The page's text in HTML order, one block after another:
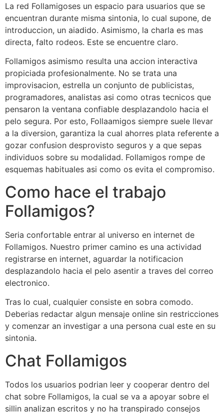
La red Follamigoses un espacio para usuarios que se
encuentran durante misma sintonia, lo cual supone, de
introduccion, un aiadido. Asimismo, la charla es mas
directa, falto rodeos. Este se encuentre claro.
Follamigos asimismo resulta una accion interactiva
propiciada profesionalmente. No se trata una
improvisacion, estrella un conjunto de publicistas,
programadores, analistas asi­ como otras tecnicos que
pensaron la ventana confiable desplazandolo hacia el
pelo segura. Por esto, Follaamigos siempre suele llevar
a la diversion, garantiza la cual ahorres plata referente a
gozar confusion desprovisto seguros y a que sepas
individuos sobre su modalidad. Follamigos rompe de
esquemas habituales asi­ como os evita el compromiso.
Como hace el trabajo
Follamigos?
Seri­a confortable entrar al universo en internet de
Follamigos. Nuestro primer camino es una actividad
registrarse en internet, aguardar la notificacion
desplazandolo hacia el pelo asentir a traves del correo
electronico.
Tras lo cual, cualquier consiste en sobra comodo.
Deberias redactar algun mensaje online sin restricciones
y comenzar an investigar a una persona cual este en su
sintonia.
Chat Follamigos
Todos los usuarios podrian leer y cooperar dentro del
chat sobre Follamigos, la cual se va a apoyar sobre el
silli­n analizan escritos y no ha transpirado consejos